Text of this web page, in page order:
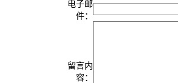
电子邮
件：
留言内
容：